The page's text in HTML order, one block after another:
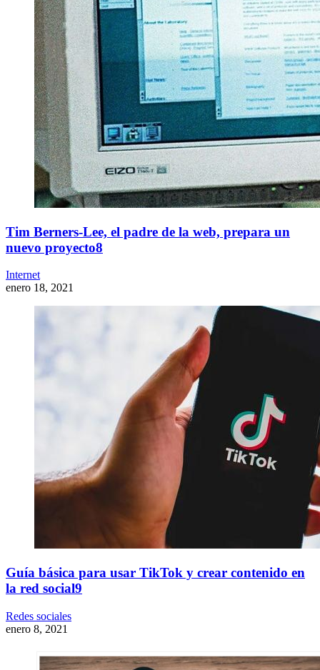
Tim Berners-Lee, el padre de la web, prepara un
nuevo proyecto8
Internet
enero 18, 2021
Guía básica para usar TikTok y crear contenido en
la red social9
Redes sociales
enero 8, 2021